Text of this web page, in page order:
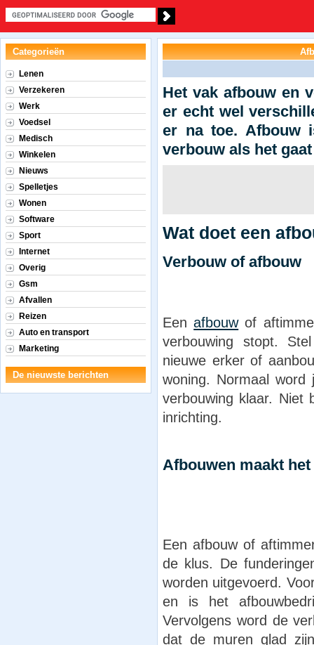
Het vak afbouw en
er echt wel
er na toe. Afbouw
verbouw als het
Wat doet een
Verbouw of afbouw
Eenafbouwof
verbouwing stopt.
nieuwe erker of
woning. Normaal
verbouwing klaar. Niet
inrichting.
Afbouwen maakt
Een afbouw of
de klus. De
worden uitgevoerd.
en is het
Vervolgens word de
dat de muren glad
Categorieën
Lenen
Verzekeren
Werk
Voedsel
Medisch
Winkelen
Nieuws
Spelletjes
Wonen
Software
Sport
Internet
Overig
Gsm
Afvallen
Reizen
Auto en transport
Marketing
De nieuwste berichten